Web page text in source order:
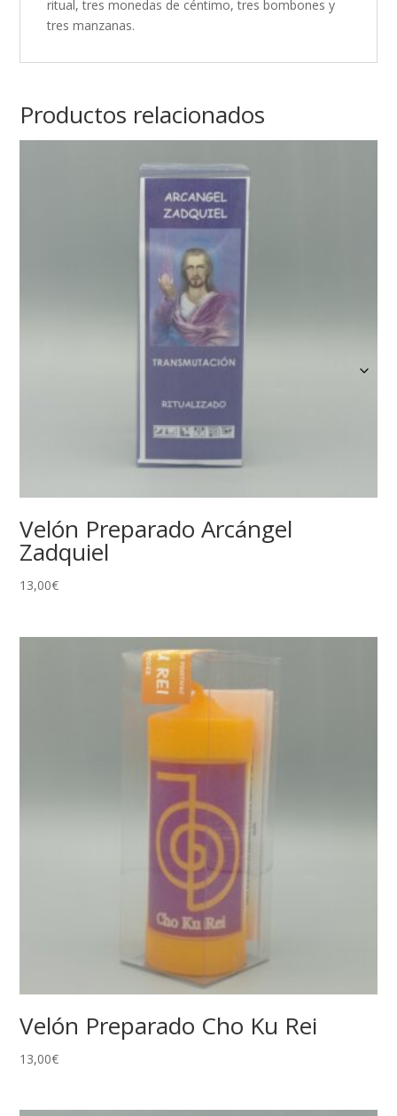
ritual, tres monedas de céntimo, tres bombones y
tres manzanas.
Productos relacionados
Velón Preparado Arcángel
Zadquiel
13,00€
Velón Preparado Cho Ku Rei
13,00€